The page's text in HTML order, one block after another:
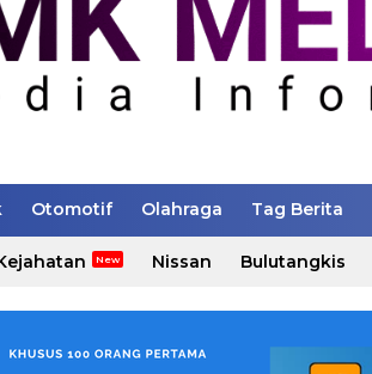
Otomotif Olahraga Tag Berita
Nissan Bulutangkis